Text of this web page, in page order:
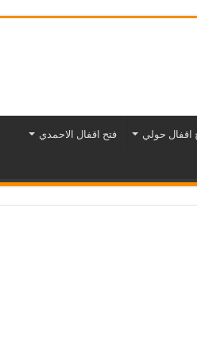
اقفال حولي فتح اقفال الاحمدي